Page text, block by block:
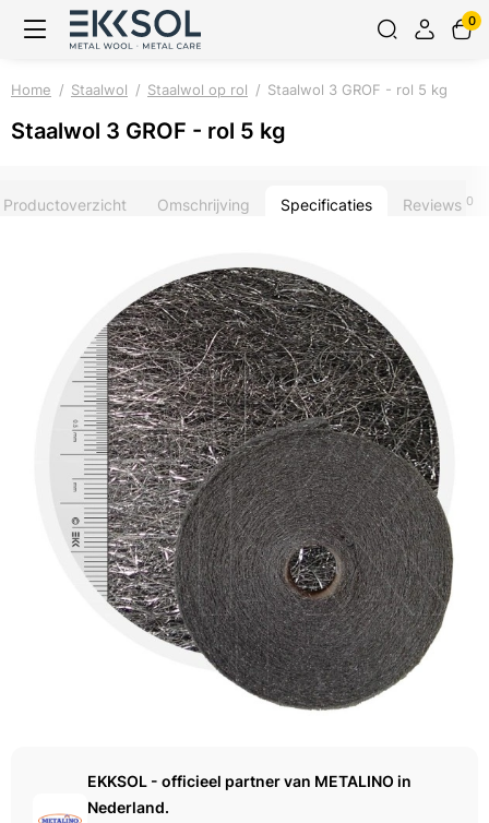
0
Home Staalwol Staalwol op rol Staalwol 3 GROF - rol 5 kg
Staalwol 3 GROF - rol 5 kg
Productoverzicht Omschrijving Specificaties Reviews 0
EKKSOL - officieel partner van METALINO in
Nederland.